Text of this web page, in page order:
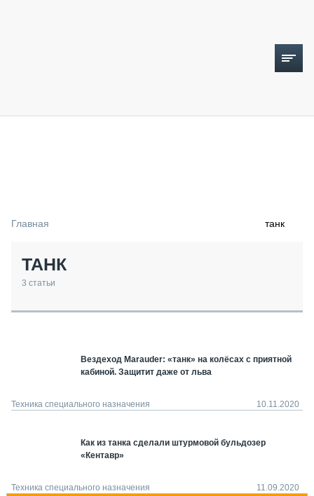
ТЕХНИКА КРУПНЫМ ПЛАНОМ
МЕРОПРИЯТИЯ
О ПРОЕКТЕ
Главная танк
ТАНК
3 статьи
Вездеход Marauder: «танк» на колёсах с приятной
кабиной. Защитит даже от льва
Техника специального назначения 10.11.2020
Как из танка сделали штурмовой бульдозер
«Кентавр»
Техника специального назначения 11.09.2020